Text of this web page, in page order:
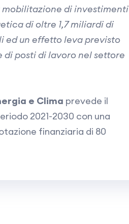
mobilitazione di investimenti
di oltre 1,7 miliardi di
ed un effetto leva previsto
posti di lavoro nel settore
e Clima prevede il
2021-2030 con una
finanziaria di 80